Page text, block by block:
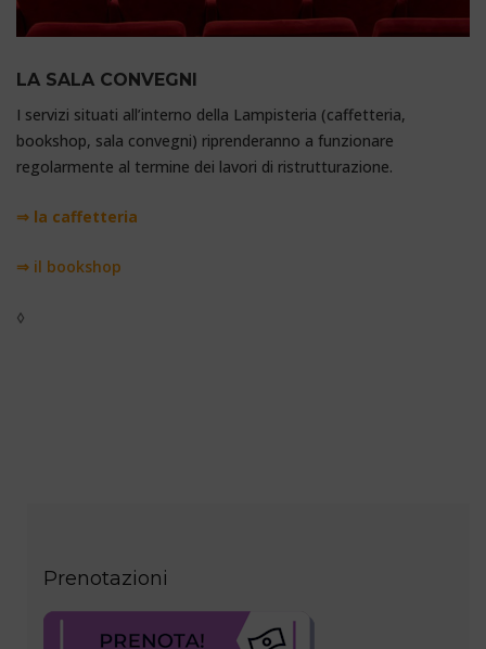
LA SALA CONVEGNI
I servizi situati all’interno della Lampisteria (caffetteria,
bookshop, sala convegni) riprenderanno a funzionare
regolarmente al termine dei lavori di ristrutturazione.
⇒ la caffetteria
⇒ il bookshop
◊
Prenotazioni